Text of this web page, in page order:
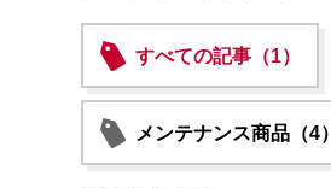
すべての記事（1）
メンテナンス商品（4）